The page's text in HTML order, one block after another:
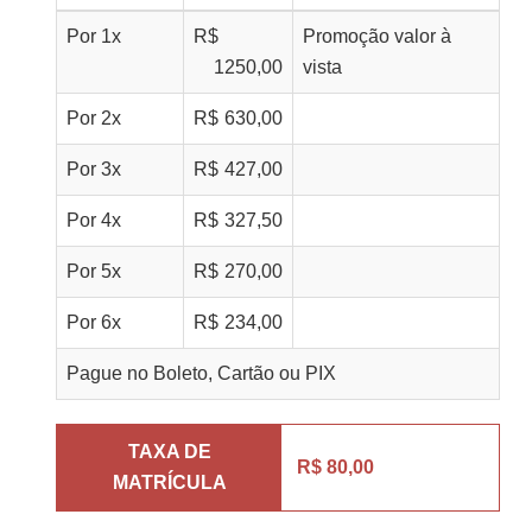
Por 1x
R$
1250,00
Promoção valor à
vista
Por 2x R$ 630,00
Por 3x R$ 427,00
Por 4x R$ 327,50
Por 5x R$ 270,00
Por 6x R$ 234,00
Pague no Boleto, Cartão ou PIX
TAXA DE
MATRÍCULA
R$ 80,00